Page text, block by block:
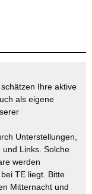
Ihre aktive
als eigene
Unterstellungen,
Links. Solche
werden
TE liegt. Bitte
Mitternacht und